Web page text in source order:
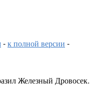
-к полной версии -
Железный Дровосек.